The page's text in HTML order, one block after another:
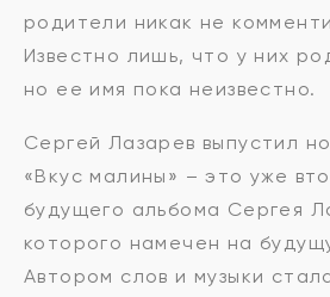
родители никак не
Известно лишь, что у них
но ее имя пока неизвестно.
Сергей Лазарев выпустил
«Вкус малины» – это уже
будущего альбома Сергея
которого намечен на
Автором слов и музыки